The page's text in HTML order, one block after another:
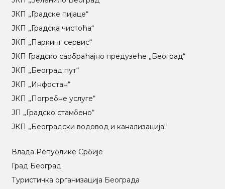
ЈКП „Градске пијаце“
ЈКП „Градска чистоћа“
ЈКП „Паркинг сервис“
ЈКП Градско саобраћајно предузеће „Београд“
ЈКП „Београд пут“
ЈКП „Инфостан“
ЈКП „Погребне услуге“
ЈП „Градско стамбено“
ЈКП „Београдски водовод и канализација“
Влада Републике Србије
Град Београд
Туристичка организација Београда